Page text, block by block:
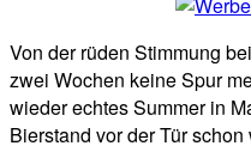
Von der rüden Stimmung
zwei Wochen keine Spur
wieder echtes Summer in
Bierstand vor der Tür